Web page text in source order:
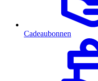
Cadeaubonnen